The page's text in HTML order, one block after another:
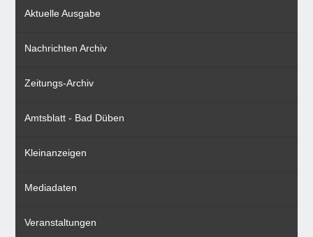
Aktuelle Ausgabe
Nachrichten Archiv
Zeitungs-Archiv
Amtsblatt - Bad Düben
Kleinanzeigen
Mediadaten
Veranstaltungen